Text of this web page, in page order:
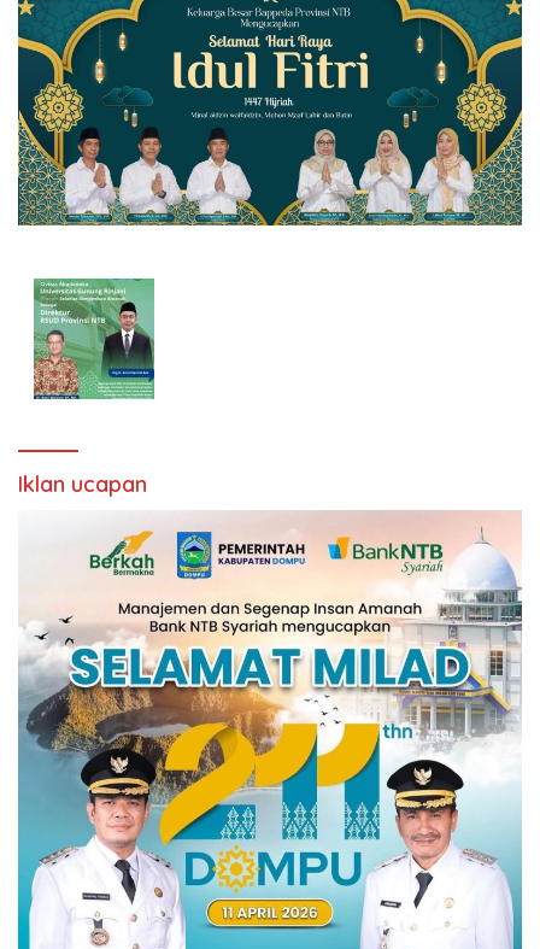
Iklan ucapan